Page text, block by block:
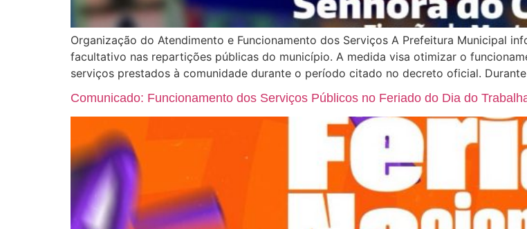
Organização do Atendimento e Funcionamento dos Serviços A Prefeitura Municipal
facultativo nas repartições públicas do município. A medida visa otimizar o
serviços prestados à comunidade durante o período citado no decreto oficial.
Comunicado: Funcionamento dos Serviços Públicos no Feriado do Dia do